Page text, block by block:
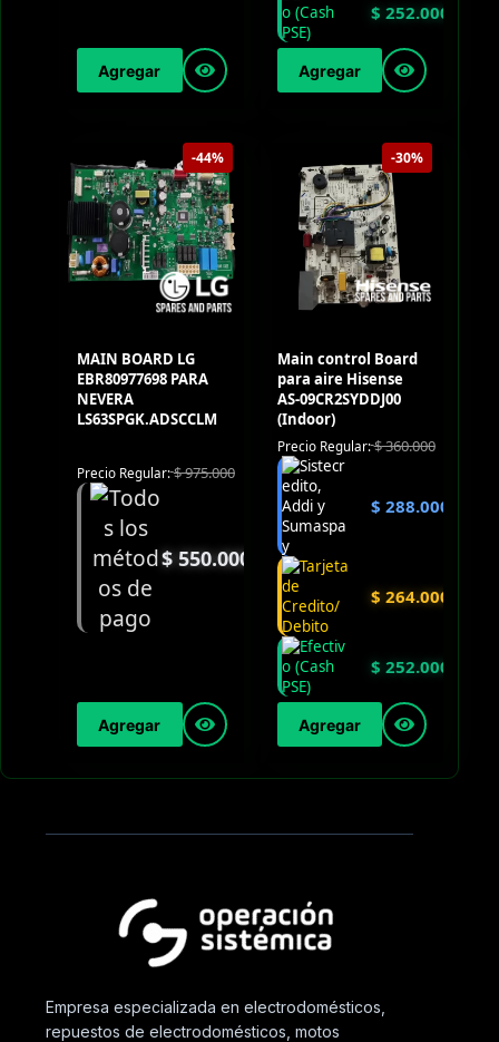
Agregar
$ 252.000
Agregar
-44%
MAIN BOARD LG
EBR80977698 PARA
NEVERA
LS63SPGK.ADSCCLM
Precio Regular:$975.000
$550.000
Agregar
-30%
Main control Board
para aire Hisense
AS-09CR2SYDDJ00
(Indoor)
Precio Regular:$360.000
$ 288.000
$ 264.000
$ 252.000
Agregar
Empresa especializada en electrodomésticos,
repuestos de electrodomésticos, motos